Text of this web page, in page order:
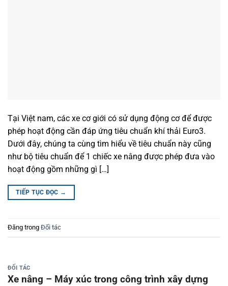
Tại Việt nam, các xe cơ giới có sử dụng động cơ để được
phép hoạt động cần đáp ứng tiêu chuẩn khí thải Euro3.
Dưới đây, chúng ta cùng tìm hiểu về tiêu chuẩn này cũng
như bộ tiêu chuẩn để 1 chiếc xe nâng được phép đưa vào
hoạt động gồm những gì […]
TIẾP TỤC ĐỌC →
Đăng trong Đối tác
ĐỐI TÁC
Xe nâng – Máy xúc trong công trình xây dựng